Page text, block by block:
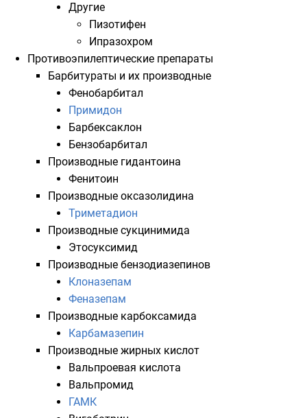
Другие
Пизотифен
Ипразохром
Противоэпилептические препараты
Барбитураты и их производные
Фенобарбитал
Примидон
Барбексаклон
Бензобарбитал
Производные гидантоина
Фенитоин
Производные оксазолидина
Триметадион
Производные сукцинимида
Этосуксимид
Производные бензодиазепинов
Клоназепам
Феназепам
Производные карбоксамида
Карбамазепин
Производные жирных кислот
Вальпроевая кислота
Вальпромид
ГАМК